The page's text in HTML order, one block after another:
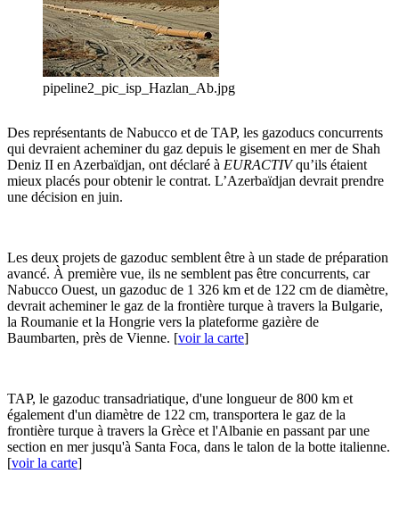
pipeline2_pic_isp_Hazlan_Ab.jpg
Des représentants de Nabucco et de TAP, les gazoducs concurrents
qui devraient acheminer du gaz depuis le gisement en mer de Shah
Deniz II en Azerbaïdjan, ont déclaré à EURACTIVqu’ils étaient
mieux placés pour obtenir le contrat. L’Azerbaïdjan devrait prendre
une décision en juin.
Les deux projets de gazoduc semblent être à un stade de préparation
avancé. À première vue, ils ne semblent pas être concurrents, car
Nabucco Ouest, un gazoduc de 1 326 km et de 122 cm de diamètre,
devrait acheminer le gaz de la frontière turque à travers la Bulgarie,
la Roumanie et la Hongrie vers la plateforme gazière de
Baumbarten, près de Vienne. [voir la carte]
TAP, le gazoduc transadriatique, d'une longueur de 800 km et
également d'un diamètre de 122 cm, transportera le gaz de la
frontière turque à travers la Grèce et l'Albanie en passant par une
section en mer jusqu'à Santa Foca, dans le talon de la botte italienne.
[voir la carte]